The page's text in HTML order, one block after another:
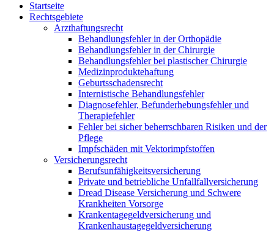
Startseite
Rechtsgebiete
Arzthaftungsrecht
Behandlungsfehler in der Orthopädie
Behandlungsfehler in der Chirurgie
Behandlungsfehler bei plastischer Chirurgie
Medizinproduktehaftung
Geburtsschadensrecht
Internistische Behandlungsfehler
Diagnosefehler, Befunderhebungsfehler und
Therapiefehler
Fehler bei sicher beherrschbaren Risiken und der
Pflege
Impfschäden mit Vektorimpfstoffen
Versicherungsrecht
Berufsunfähigkeitsversicherung
Private und betriebliche Unfallfallversicherung
Dread Disease Versicherung und Schwere
Krankheiten Vorsorge
Krankentagegeldversicherung und
Krankenhaustagegeldversicherung